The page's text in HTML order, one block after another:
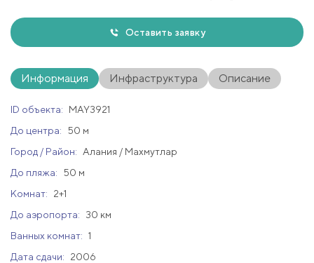
Оставить заявку
Информация Инфраструктура Описание
ID объекта:
MAY3921
До центра:
50 м
Город / Район:
Алания / Махмутлар
До пляжа:
50 м
Комнат:
2+1
До аэропорта:
30 км
Ванных комнат: 1
Дата сдачи:
2006